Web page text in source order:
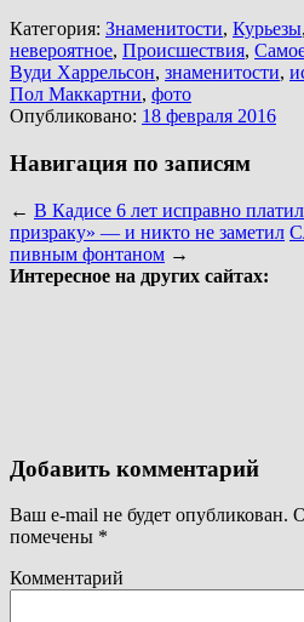
Категория: Знаменитости, Курьезы,
невероятное, Происшествия,
Вуди Харрельсон, знаменитости,
Пол Маккартни, фото
Опубликовано: 18 февраля 2016
Навигация по записям
← В Кадисе 6 лет исправно
призраку» — и никто не заметил
пивным фонтаном →
Интересное на других сайтах:
Добавить комментарий
Ваш e-mail не будет опубликован.
помечены *
Комментарий